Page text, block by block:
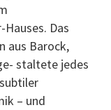
Das
aus Barock,
staltete jedes
– und